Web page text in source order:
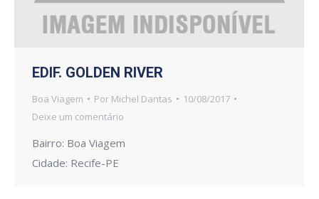
EDIF. GOLDEN RIVER
Boa Viagem Por Michel Dantas
10/08/2017
Deixe um comentário
Bairro: Boa Viagem
Cidade: Recife-PE